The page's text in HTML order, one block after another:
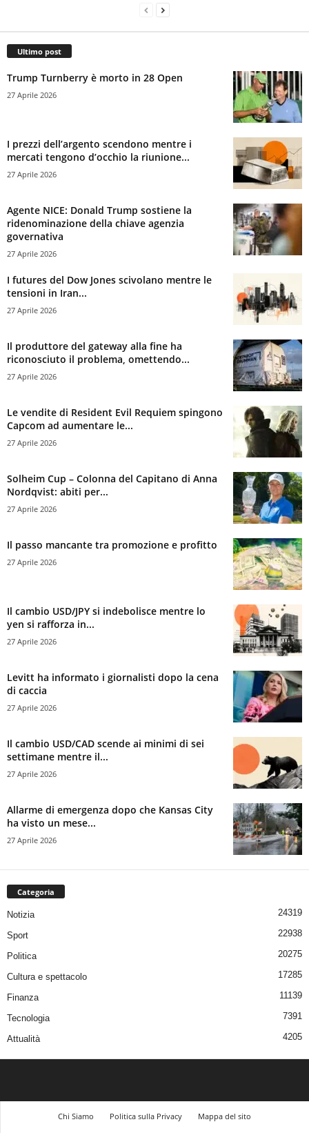
Ultimo post
Trump Turnberry è morto in 28 Open
27 Aprile 2026
I prezzi dell’argento scendono mentre i
mercati tengono d’occhio la riunione...
27 Aprile 2026
Agente NICE: Donald Trump sostiene la
ridenominazione della chiave agenzia
governativa
27 Aprile 2026
I futures del Dow Jones scivolano mentre le
tensioni in Iran...
27 Aprile 2026
Il produttore del gateway alla fine ha
riconosciuto il problema, omettendo...
27 Aprile 2026
Le vendite di Resident Evil Requiem spingono
Capcom ad aumentare le...
27 Aprile 2026
Solheim Cup – Colonna del Capitano di Anna
Nordqvist: abiti per...
27 Aprile 2026
Il passo mancante tra promozione e profitto
27 Aprile 2026
Il cambio USD/JPY si indebolisce mentre lo
yen si rafforza in...
27 Aprile 2026
Levitt ha informato i giornalisti dopo la cena
di caccia
27 Aprile 2026
Il cambio USD/CAD scende ai minimi di sei
settimane mentre il...
27 Aprile 2026
Allarme di emergenza dopo che Kansas City
ha visto un mese...
27 Aprile 2026
Categoria
Notizia 24319
Sport 22938
Politica 20275
Cultura e spettacolo 17285
Finanza 11139
Tecnologia 7391
Attualità 4205
Chi Siamo Politica sulla Privacy
Mappa del sito